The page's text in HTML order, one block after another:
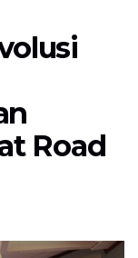
Road